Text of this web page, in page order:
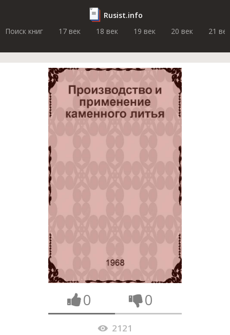
Rusist.info
Поиск книг
17 век 18 век 19 век 20 век 21 век
0 0
2121